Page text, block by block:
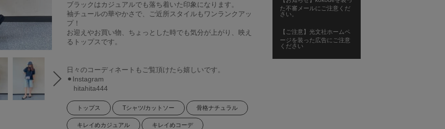
ブラックはカジュアルでも落ち着いた印象になります。
袖チュールの華やかさで、ご近所スタイルもワンランクアッ
プ！
お迎えやお買い物、ちょっとした時でも気分が上がり、映え
るトップスです。
日々のコーディネートもご覧頂けたら嬉しいです。
⚫︎Instagram
hitahita444
トップス Tシャツ/カットソー 骨格ナチュラル
キレイめカジュアル キレイめコーデ
た不審メールにご注意くだ
さい。
【ご注意】光文社ホームペ
ージを装った広告にご注意
ください